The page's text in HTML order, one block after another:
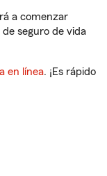
a comenzar
seguro de vida
en línea. ¡Es rápido